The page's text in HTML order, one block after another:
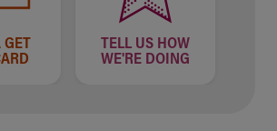
GET
TELL US HOW
WE'RE DOING